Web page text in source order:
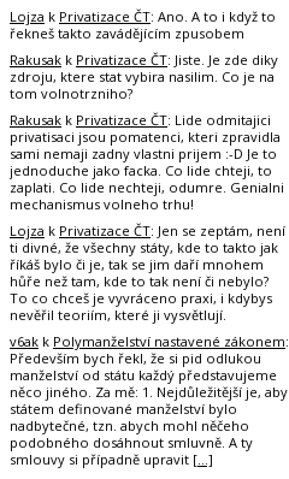
Lojza k Privatizace ČT: Ano. A to i když to
řekneš takto zavádějícím zpusobem
Rakusak k Privatizace ČT: Jiste. Je zde diky
zdroju, ktere stat vybira nasilim. Co je na
tom volnotrzniho?
Rakusak k Privatizace ČT: Lide odmitajici
privatisaci jsou pomatenci, kteri zpravidla
sami nemaji zadny vlastni prijem :-D Je to
jednoduche jako facka. Co lide chteji, to
zaplati. Co lide nechteji, odumre. Genialni
mechanismus volneho trhu!
Lojza k Privatizace ČT: Jen se zeptám, není
ti divné, že všechny státy, kde to takto jak
říkáš bylo či je, tak se jim daří mnohem
hůře než tam, kde to tak není či nebylo?
To co chceš je vyvráceno praxi, i kdybys
nevěřil teoriím, které ji vysvětlují.
v6ak k Polymanželství nastavené zákonem:
Především bych řekl, že si pid odlukou
manželství od státu každý představujeme
něco jiného. Za mě: 1. Nejdůležitější je, aby
státem definované manželství bylo
nadbytečné, tzn. abych mohl něčeho
podobného dosáhnout smluvně. A ty
smlouvy si případně upravit […]